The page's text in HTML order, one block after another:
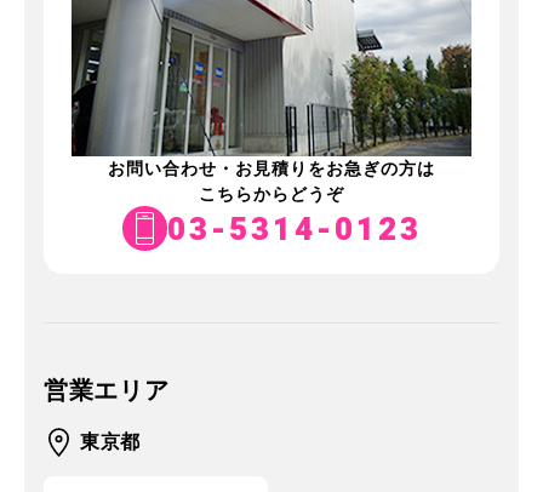
お問い合わせ・お見積りをお急ぎの方は
こちらからどうぞ
03-5314-0123
営業エリア
東京都